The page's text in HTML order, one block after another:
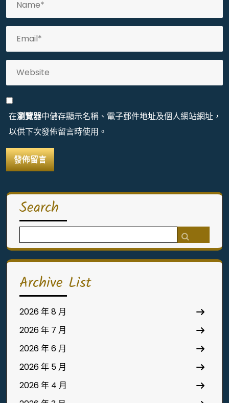
在瀏覽器中儲存顯示名稱、電子郵件地址及個人網站網址，
以供下次發佈留言時使用。
Search
for:
Archive List
2026 年 8 月
2026 年 7 月
2026 年 6 月
2026 年 5 月
2026 年 4 月